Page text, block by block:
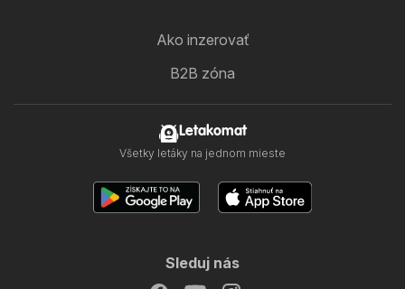
Ako inzerovať
B2B zóna
Letakomat
Všetky letáky na jednom mieste
Sleduj nás